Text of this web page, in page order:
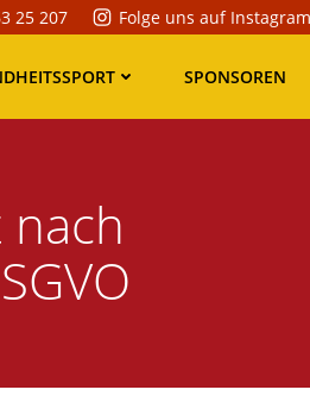
25 207 Folge uns auf Instagram
SPONSOREN